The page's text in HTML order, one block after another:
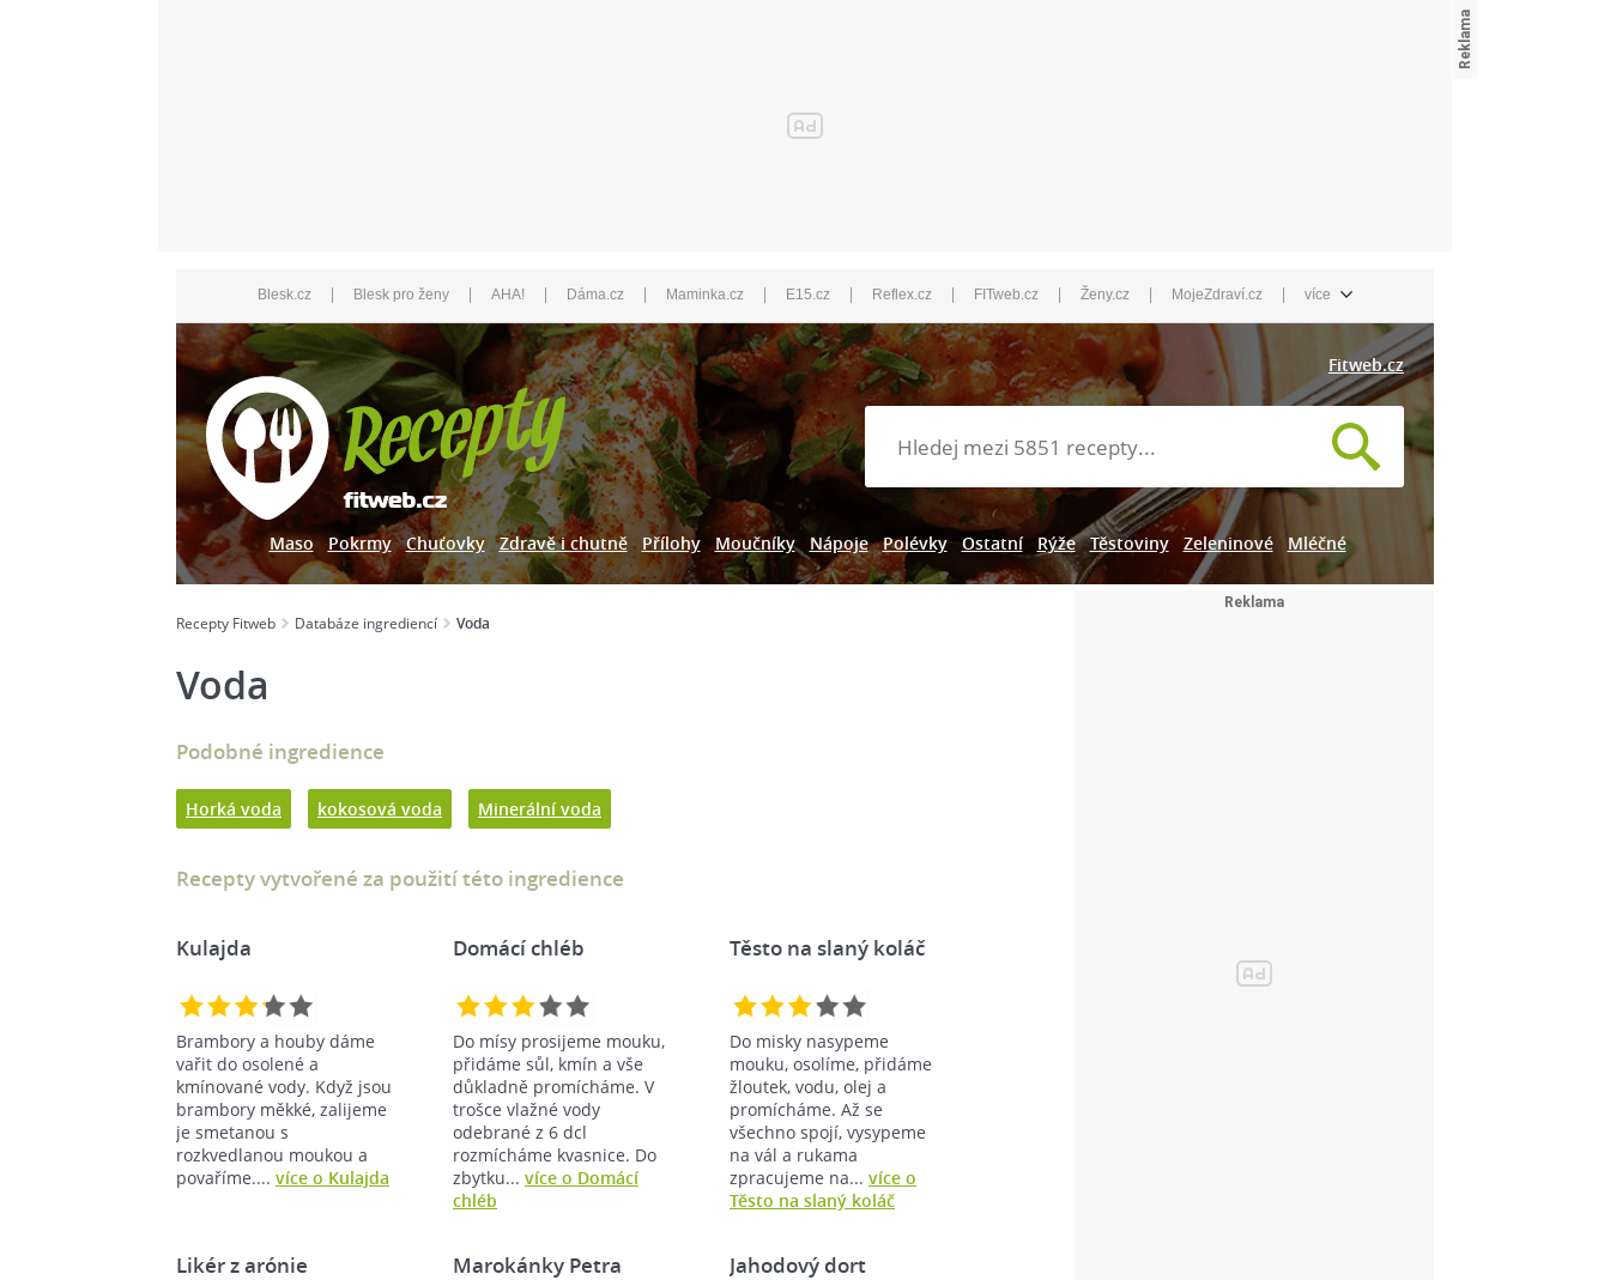
Blesk.cz | Blesk pro ženy | AHA! | Dáma.cz | Maminka.cz | E15.cz | Reflex.cz | FITweb.cz | Ženy.cz | MojeZdraví.cz | více
Fitweb.cz
Maso Pokrmy Chuťovky Zdravě i chutně Přílohy Moučníky Nápoje Polévky Ostatní Rýže Těstoviny Zeleninové Mléčné
Recepty Fitweb Databáze ingrediencí Voda
Voda
Podobné ingredience
Horká voda kokosová voda Minerální voda
Recepty vytvořené za použití této ingredience
Kulajda
Brambory a houby dáme
vařit do osolené a
kmínované vody. Když jsou
brambory měkké, zalijeme
je smetanou s
rozkvedlanou moukou a
povaříme.... více o Kulajda
Domácí chléb
Do mísy prosijeme mouku,
přidáme sůl, kmín a vše
důkladně promícháme. V
trošce vlažné vody
odebrané z 6 dcl
rozmícháme kvasnice. Do
zbytku... více o Domácí
chléb
Těsto na slaný koláč
Do misky nasypeme
mouku, osolíme, přidáme
žloutek, vodu, olej a
promícháme. Až se
všechno spojí, vysypeme
na vál a rukama
zpracujeme na... více o
Těsto na slaný koláč
Likér z arónie Marokánky Petra Jahodový dort